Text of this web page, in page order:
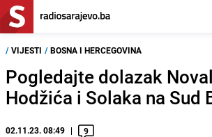
/ VIJESTI / BOSNA I HERCEGOVINA
Pogledajte dolazak
Hodžića i Solaka na Sud
02.11.23. 08:49 9